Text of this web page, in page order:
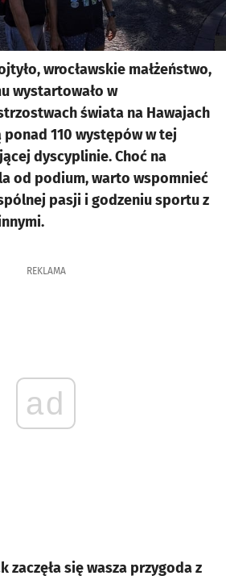
wrocławskie małżeństwo,
wystartowało w
świata na Hawajach
ponad 110 występów w tej
dyscyplinie. Choć na
od podium, warto wspomnieć
pasji i godzeniu sportu z
REKLAMA
ad
zaczęła się wasza przygoda z